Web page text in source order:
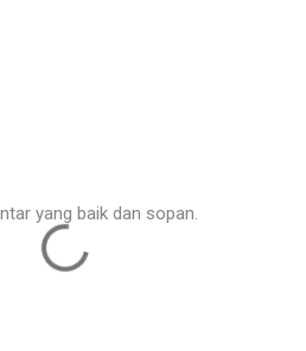
yang baik dan sopan.